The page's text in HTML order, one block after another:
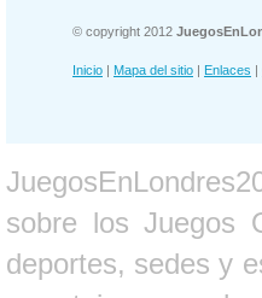
© copyright 2012
Inicio | Mapa del sitio | Enlaces |
sobre los Juegos
deportes, sedes y